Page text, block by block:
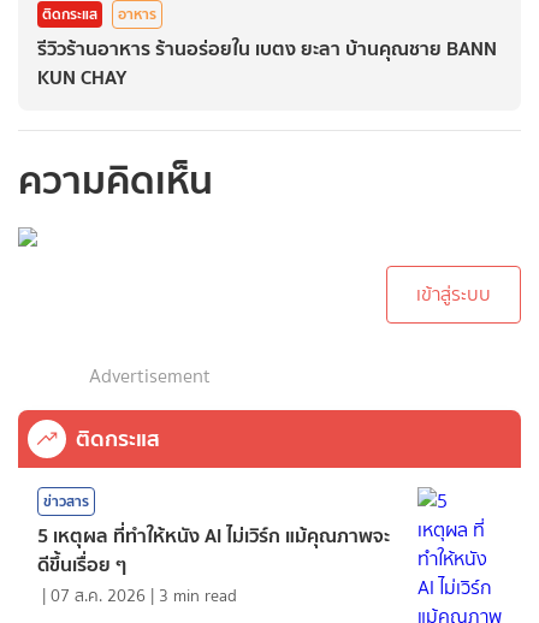
ติดกระแส อาหาร
รีวิวร้านอาหาร ร้านอร่อยใน เบตง ยะลา บ้านคุณชาย BANN
KUN CHAY
ความคิดเห็น
เข้าสู่ระบบ
Advertisement
ติดกระแส
ข่าวสาร
5 เหตุผล ที่ทำให้หนัง AI ไม่เวิร์ก แม้คุณภาพจะ
ดีขึ้นเรื่อย ๆ
|07 ส.ค. 2026 | 3 min read